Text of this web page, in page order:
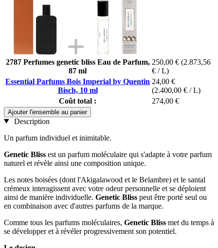
2787 Perfumes genetic bliss Eau de Parfum,
87 ml
250,00 € (2.873,56
€ / L)
Essential Parfums Bois Imperial by Quentin
Bisch, 10 ml
24,00 €
(2.400,00 € / L)
Coût total :
274,00 €
Ajouter l'ensemble au panier
Description
Un parfum individuel et inimitable.
Genetic Bliss est un parfum moléculaire qui s'adapte à votre parfum
naturel et révèle ainsi une composition unique.
Les notes boisées (dont l'Akigalawood et le Belambre) et le santal
crémeux interagissent avec votre odeur personnelle et se déploient
ainsi de manière individuelle. Genetic Bliss peut être porté seul ou
en combinaison avec d'autres parfums de la marque.
Comme tous les parfums moléculaires, Genetic Bliss met du temps à
se développer et à révéler progressivement son potentiel.